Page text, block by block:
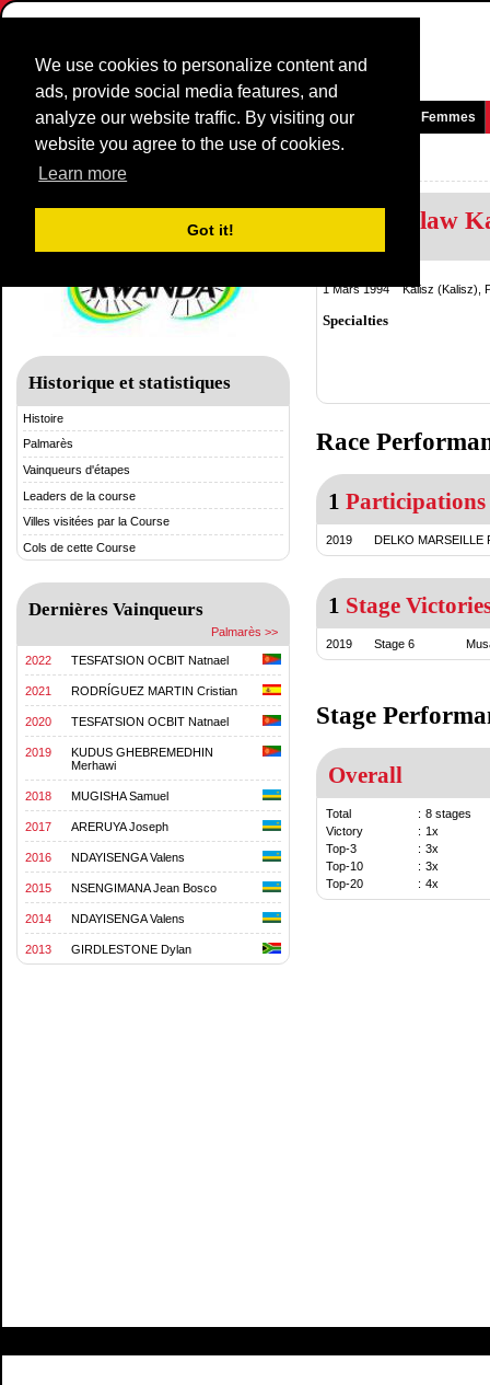
We use cookies to personalize content and
ads, provide social media features, and
analyze our website traffic. By visiting our
website you agree to the use of cookies.
Learn more
Got it!
Page d'accueil News et média Jeux Courses Equipes Femmes
Tour du Rwanda
Historique et statistiques
Histoire
Palmarès
Vainqueurs d'étapes
Leaders de la course
Villes visitées par la Course
Cols de cette Course
Dernières Vainqueurs
Palmarès >>
2022 TESFATSION OCBIT Natnael
2021 RODRÍGUEZ MARTIN Cristian
2020 TESFATSION OCBIT Natnael
2019
KUDUS GHEBREMEDHIN
Merhawi
2018 MUGISHA Samuel
2017 ARERUYA Joseph
2016 NDAYISENGA Valens
2015 NSENGIMANA Jean Bosco
2014 NDAYISENGA Valens
2013 GIRDLESTONE Dylan
Przemyslaw
1 Mars 1994 Kalisz (Kalisz),
Specialties
Race
1 Participations
2019 DELKO MARSEILLE
1 Stage
2019 Stage 6
Stage
Overall
Total : 8 stages
Victory
: 1x
Top-3
: 3x
Top-10
: 3x
Top-20
: 4x